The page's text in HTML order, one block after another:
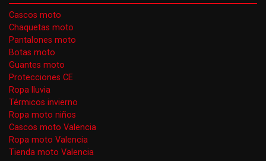
Cascos moto
Chaquetas moto
Pantalones moto
Botas moto
Guantes moto
Protecciones CE
Ropa lluvia
Térmicos invierno
Ropa moto niños
Cascos moto Valencia
Ropa moto Valencia
Tienda moto Valencia